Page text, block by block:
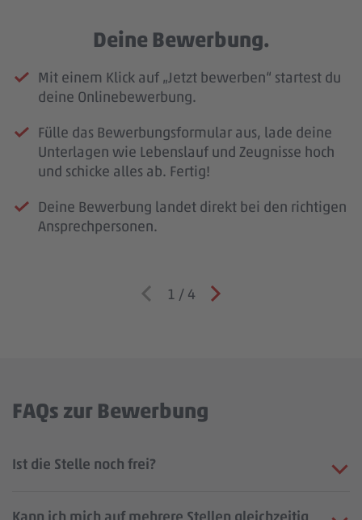
Deine Bewerbung.
Mit einem Klick auf „Jetzt bewerben“ startest du
deine Onlinebewerbung.
Fülle das Bewerbungsformular aus, lade deine
Unterlagen wie Lebenslauf und Zeugnisse hoch
und schicke alles ab. Fertig!
Deine Bewerbung landet direkt bei den richtigen
Ansprechpersonen.
1 / 4
FAQs zur Bewerbung
Ist die Stelle noch frei?